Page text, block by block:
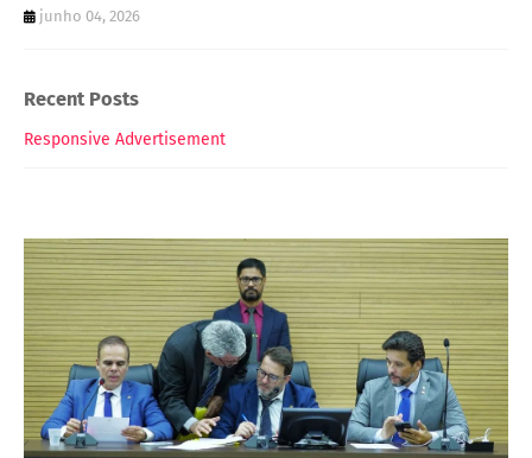
junho 04, 2026
Recent Posts
Responsive Advertisement